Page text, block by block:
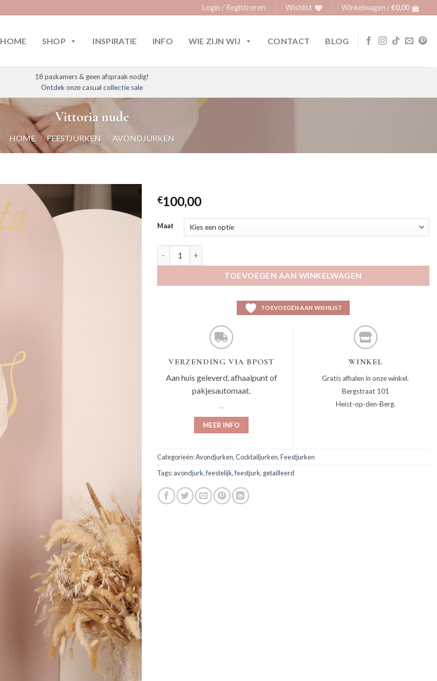
Login / Registreren Wishlist Winkelwagen /€0,00
HOME SHOP INSPIRATIE INFO WIE ZIJN WIJ CONTACT BLOG
18 paskamers & geen afspraak nodig!
Ontdek onze casual collectie sale
Vittoria nude
HOME / FEESTJURKEN / AVONDJURKEN
€100,00
Maat
TOEVOEGEN AAN WINKELWAGEN
TOEVOEGEN AAN WISHLIST
VERZENDING VIA BPOST
Aan huis geleverd, afhaalpunt of
pakjesautomaat.
MEER INFO
WINKEL
Gratis afhalen in onze winkel.
Bergstraat 101
Heist-op-den-Berg.
Categorieën:Avondjurken,Cocktailjurken,Feestjurken
Tags:avondjurk,feestelijk,feestjurk, getailleerd